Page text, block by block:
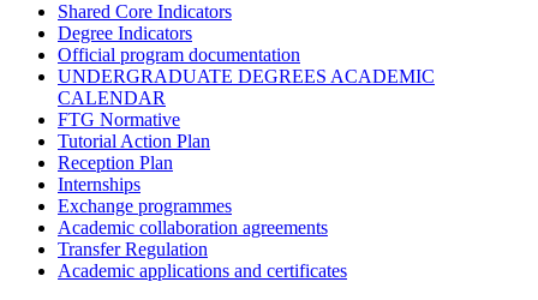
Shared Core Indicators
Degree Indicators
Official program documentation
UNDERGRADUATE DEGREES ACADEMIC
CALENDAR
FTG Normative
Tutorial Action Plan
Reception Plan
Internships
Exchange programmes
Academic collaboration agreements
Transfer Regulation
Academic applications and certificates